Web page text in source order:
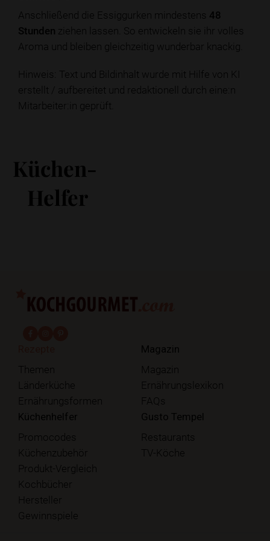
Anschließend die Essiggurken mindestens 48
Stunden ziehen lassen. So entwickeln sie ihr volles
Aroma und bleiben gleichzeitig wunderbar knackig.
Hinweis: Text und Bildinhalt wurde mit Hilfe von KI
erstellt / aufbereitet und redaktionell durch eine:n
Mitarbeiter:in geprüft.
Küchen-
Helfer
Themen
Länderküche
Ernährungsformen
Magazin
Magazin
Ernährungslexikon
FAQs
Küchenhelfer
Promocodes
Küchenzubehör
Produkt-Vergleich
Kochbücher
Hersteller
Gewinnspiele
Gusto Tempel
Restaurants
TV-Köche